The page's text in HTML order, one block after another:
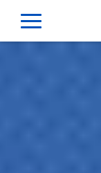
Toggle navigation